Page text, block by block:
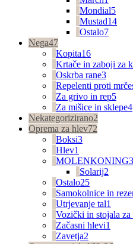
Mondial5
Mustad14
Ostalo7
Nega47
Kopita16
Krtače in zaboji za
Oskrba rane3
Repelenti proti
Za grivo in rep5
Za mišice in sklepe4
Nekategorizirano2
Oprema za hlev72
Boksi3
Hlev1
MOLENKONING3
Solarij2
Ostalo25
Samokolnice in
Utrjevanje tal1
Vozički in stojala za
Začasni hlevi1
Zavetja2